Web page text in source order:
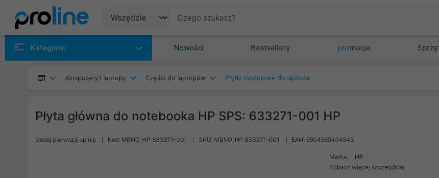
Kategorie Nowości Bestsellery promocje
Komputery i laptopy Części do laptopów Płytki modułowe do laptopa
Płyta główna do notebooka HP SPS: 633271-001 HP
Dodaj pierwszą opinię Kod: MBNO_HP_633271-001 SKU: MBNO_HP_633271-001 EAN: 5904569404543
Marka:
HP
Zobacz więcej szczegółów